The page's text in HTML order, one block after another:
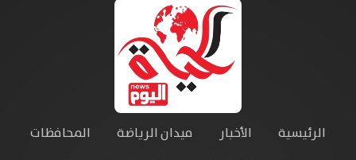
الرئيسية الأخبار ميدان الرياضة
المحافظات